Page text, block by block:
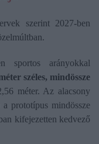
szerint 2027-ben
sportos arányokkal
széles, mindössze
méter. Az alacsony
prototípus mindössze
kifejezetten kedvező